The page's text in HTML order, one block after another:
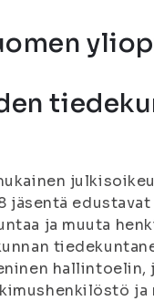
jäsentä
ja muuta
hallintoelin,
ja